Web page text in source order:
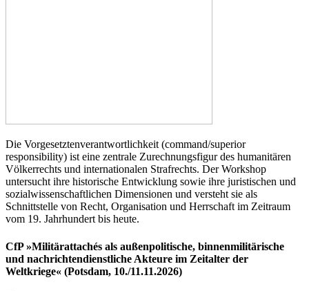
Die Vorgesetztenverantwortlichkeit (command/superior
responsibility) ist eine zentrale Zurechnungsfigur des humanitären
Völkerrechts und internationalen Strafrechts. Der Workshop
untersucht ihre historische Entwicklung sowie ihre juristischen und
sozialwissenschaftlichen Dimensionen und versteht sie als
Schnittstelle von Recht, Organisation und Herrschaft im Zeitraum
vom 19. Jahrhundert bis heute.
CfP »Militärattachés als außenpolitische, binnenmilitärische
und nachrichtendienstliche Akteure im Zeitalter der
Weltkriege« (Potsdam, 10./11.11.2026)